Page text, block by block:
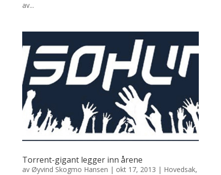
av...
Torrent-gigant legger inn årene
av Øyvind Skogmo Hansen | okt 17, 2013 | Hovedsak,